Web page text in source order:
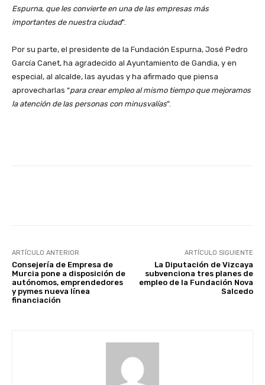
Espurna, que les convierte en una de las empresas más
importantes de nuestra ciudad”.
Por su parte, el presidente de la Fundación Espurna, José Pedro
García Canet, ha agradecido al Ayuntamiento de Gandia, y en
especial, al alcalde, las ayudas y ha afirmado que piensa
aprovecharlas “para crear empleo al mismo tiempo que mejoramos
la atención de las personas con minusvalías”.
ARTÍCULO ANTERIOR
Consejería de Empresa de
Murcia pone a disposición de
autónomos, emprendedores
y pymes nueva línea
financiación
ARTÍCULO SIGUIENTE
La Diputación de Vizcaya
subvenciona tres planes de
empleo de la Fundación Nova
Salcedo